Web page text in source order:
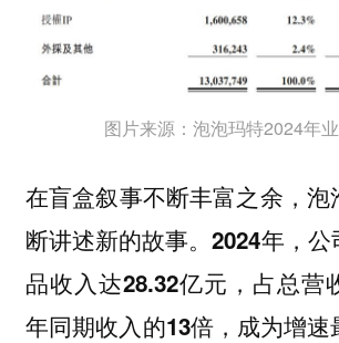
图片来源：泡泡玛特2024年
在盲盒叙事不断丰富之余，泡
断讲述新的故事。2024年，
品收入达28.32亿元，占总营
年同期收入的13倍，成为增速